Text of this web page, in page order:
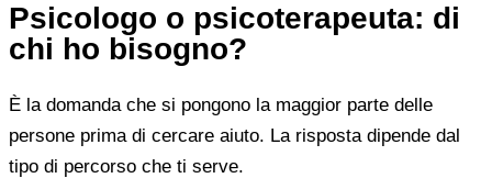
Psicologo o psicoterapeuta: di
chi ho bisogno?
È la domanda che si pongono la maggior parte delle
persone prima di cercare aiuto. La risposta dipende dal
tipo di percorso che ti serve.